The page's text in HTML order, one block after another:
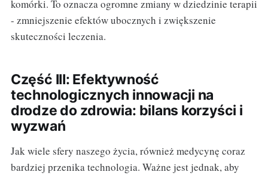
komórki. To oznacza ogromne zmiany w dziedzinie terapii
- zmniejszenie efektów ubocznych i zwiększenie
skuteczności leczenia.
Część III: Efektywność
technologicznych innowacji na
drodze do zdrowia: bilans korzyści i
wyzwań
Jak wiele sfery naszego życia, również medycynę coraz
bardziej przenika technologia. Ważne jest jednak, aby